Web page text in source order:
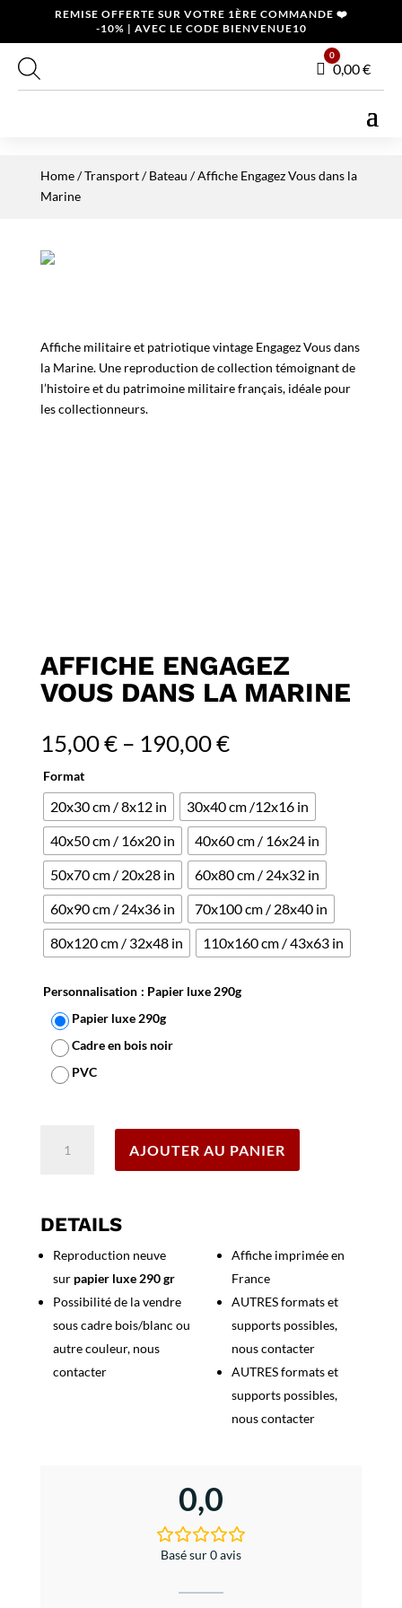
REMISE OFFERTE SUR VOTRE 1ÈRE COMMANDE ❤️
-10% | AVEC LE CODE BIENVENUE10
Panier
0
0,00€
Home/Transport/Bateau / Affiche Engagez Vous dans la
Marine
Affiche militaire et patriotique vintage Engagez Vous dans
la Marine. Une reproduction de collection témoignant de
l’histoire et du patrimoine militaire français, idéale pour
les collectionneurs.
AFFICHE ENGAGEZ
VOUS DANS LA MARINE
15,00€– 190,00€
Format
20x30 cm / 8x12 in
30x40 cm /12x16 in
40x50 cm / 16x20 in
40x60 cm / 16x24 in
50x70 cm / 20x28 in
60x80 cm / 24x32 in
60x90 cm / 24x36 in
70x100 cm / 28x40 in
80x120 cm / 32x48 in
110x160 cm / 43x63 in
Personnalisation : Papier luxe 290g
Papier luxe 290g
Cadre en bois noir
PVC
Vous
la
Marine
AJOUTER AU PANIER
DETAILS
Reproduction neuve
sur papier luxe 290 gr
Possibilité de la vendre
sous cadre bois/blanc ou
autre couleur, nous
contacter
Affiche imprimée en
France
AUTRES formats et
supports possibles,
nous contacter
AUTRES formats et
supports possibles,
nous contacter
0,0
Basé sur 0 avis